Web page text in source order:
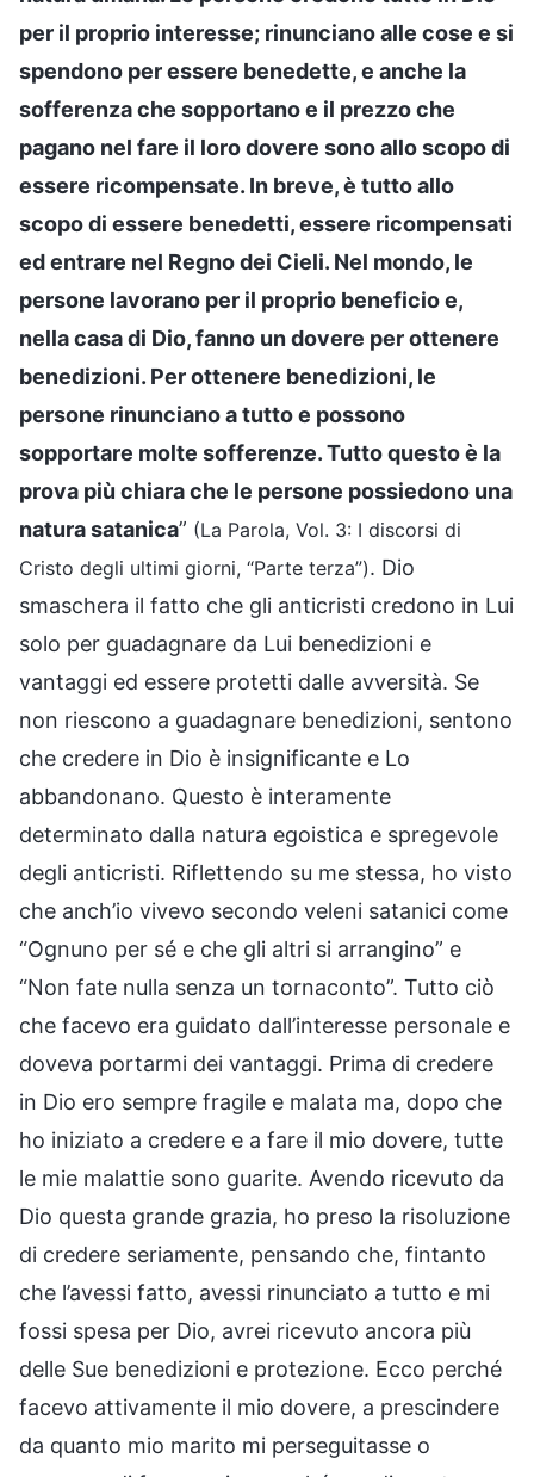
per il proprio interesse; rinunciano alle cose e si
spendono per essere benedette, e anche la
sofferenza che sopportano e il prezzo che
pagano nel fare il loro dovere sono allo scopo di
essere ricompensate. In breve, è tutto allo
scopo di essere benedetti, essere ricompensati
ed entrare nel Regno dei Cieli. Nel mondo, le
persone lavorano per il proprio beneficio e,
nella casa di Dio, fanno un dovere per ottenere
benedizioni. Per ottenere benedizioni, le
persone rinunciano a tutto e possono
sopportare molte sofferenze. Tutto questo è la
prova più chiara che le persone possiedono una
natura satanica” (La Parola, Vol. 3: I discorsi di
Cristo degli ultimi giorni, “Parte terza”). Dio
smaschera il fatto che gli anticristi credono in Lui
solo per guadagnare da Lui benedizioni e
vantaggi ed essere protetti dalle avversità. Se
non riescono a guadagnare benedizioni, sentono
che credere in Dio è insignificante e Lo
abbandonano. Questo è interamente
determinato dalla natura egoistica e spregevole
degli anticristi. Riflettendo su me stessa, ho visto
che anch’io vivevo secondo veleni satanici come
“Ognuno per sé e che gli altri si arrangino” e
“Non fate nulla senza un tornaconto”. Tutto ciò
che facevo era guidato dall’interesse personale e
doveva portarmi dei vantaggi. Prima di credere
in Dio ero sempre fragile e malata ma, dopo che
ho iniziato a credere e a fare il mio dovere, tutte
le mie malattie sono guarite. Avendo ricevuto da
Dio questa grande grazia, ho preso la risoluzione
di credere seriamente, pensando che, fintanto
che l’avessi fatto, avessi rinunciato a tutto e mi
fossi spesa per Dio, avrei ricevuto ancora più
delle Sue benedizioni e protezione. Ecco perché
facevo attivamente il mio dovere, a prescindere
da quanto mio marito mi perseguitasse o